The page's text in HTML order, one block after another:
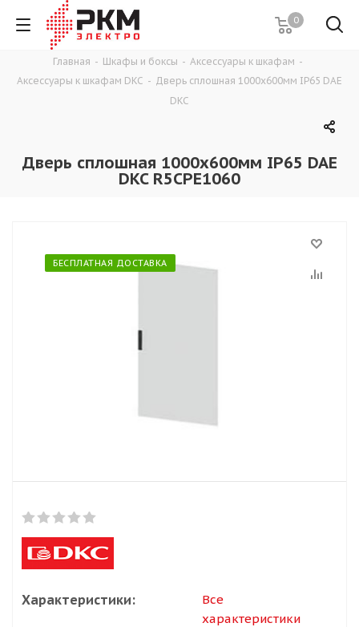
0
Главная - Шкафы и боксы - Аксессуары к шкафам -
Аксессуары к шкафам DKC - Дверь сплошная 1000x600мм IP65 DAE
DKC
Дверь сплошная 1000x600мм IP65 DAE
DKC R5CPE1060
БЕСПЛАТНАЯ ДОСТАВКА
Характеристики:
Все
характеристики